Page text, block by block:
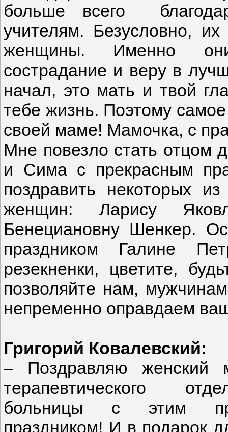
больше всего
учителям. Безусловно,
женщины. Именно они
сострадание и веру в
начал, это мать и твой
тебе жизнь. Поэтому
своей маме! Мамочка, с
Мне повезло стать отцом
и Сима с прекрасным
поздравить некоторых
женщин: Ларису
Бенециановну Шенкер.
праздником Галине
резекненки, цветите,
позволяйте нам,
непременно оправдаем
Григорий Ковалевский:
– Поздравляю женский
терапевтического
больницы с этим
праздником! И в подарок